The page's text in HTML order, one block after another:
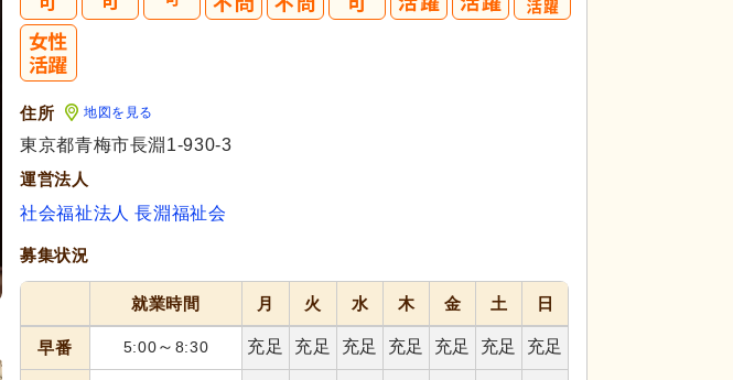
廊下 車椅子が通れる広い廊下です。掲示物には重要な情報が示されています。
住所 地図を見る
東京都青梅市長淵1-930-3
運営法人
社会福祉法人 長淵福祉会
募集状況
就業時間 月 火 水 木 金 土 日
早番 5:00～ 8:30 充足 充足 充足 充足 充足 充足 充足